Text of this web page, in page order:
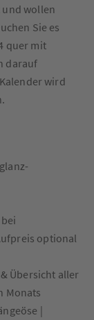
und wollen
Sie es
quer mit
darauf
wird
optional
Übersicht aller
Monats
|